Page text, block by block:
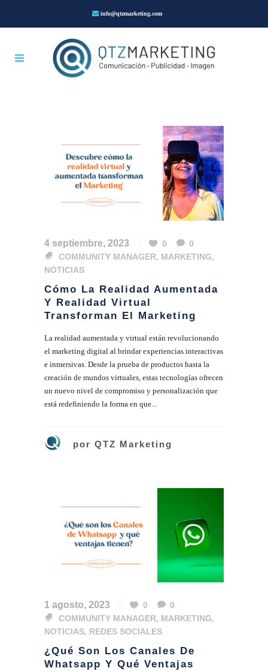
info@qtzmarketing.com
4 septiembre, 2023 0
0
COMMUNITY MANAGER, MARKETING,
NOTICIAS
Cómo La Realidad Aumentada
Y Realidad Virtual
Transforman El Marketing
La realidad aumentada y virtual están revolucionando
el marketing digital al brindar experiencias interactivas
e inmersivas. Desde la prueba de productos hasta la
creación de mundos virtuales, estas tecnologías ofrecen
un nuevo nivel de compromiso y personalización que
está redefiniendo la forma en que...
por QTZ Marketing
1 agosto, 2023 0
0
COMMUNITY MANAGER, MARKETING,
NOTICIAS, REDES SOCIALES
¿Qué Son Los Canales De
Whatsapp Y Qué Ventajas